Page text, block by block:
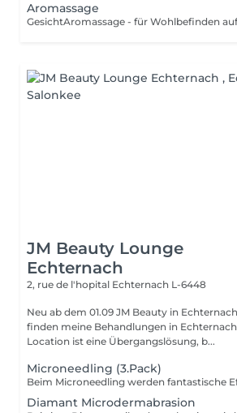
Aromassage
JM Beauty Lounge
Echternach
2, rue de l'hopital Echternach L-6448
Neu ab dem 01.09 JM Beauty in Echternach Ab September
finden meine Behandlungen in Echternach statt.
Location ist eine Übergangslösung, b...
Microneedling (3.Pack)
Diamant Microdermabrasion